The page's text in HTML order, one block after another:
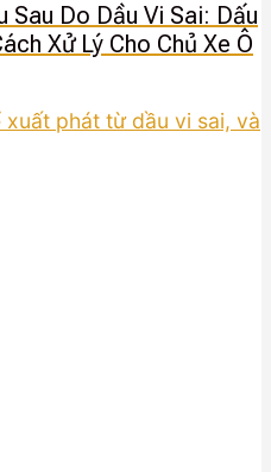
Sau Do Dầu Vi Sai: Dấu
Xử Lý Cho Chủ Xe Ô
phát từ dầu vi sai, và